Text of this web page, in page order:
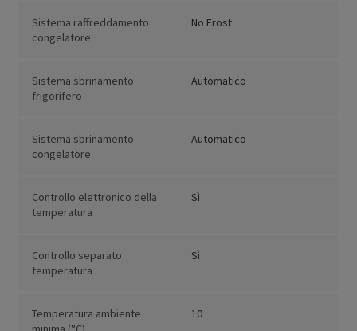
Sistema raffreddamento
congelatore
No Frost
Sistema sbrinamento
frigorifero
Automatico
Sistema sbrinamento
congelatore
Automatico
Controllo elettronico della
temperatura
Sì
Controllo separato
temperatura
Sì
Temperatura ambiente
10